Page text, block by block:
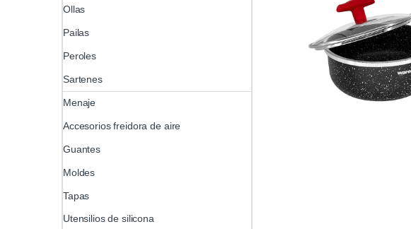
Ollas
Pailas
Peroles
Sartenes
Menaje
Accesorios freidora de aire
Guantes
Moldes
Tapas
Utensilios de silicona